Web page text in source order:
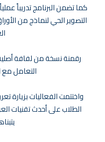
كما تضمن البرنامج تدريباً
التصوير الحي لنماذج من
رقمنة نسخة من لفافة
التعامل مع
واختتمت الفعاليات بزيارة
الطلاب على أحدث تقنيات